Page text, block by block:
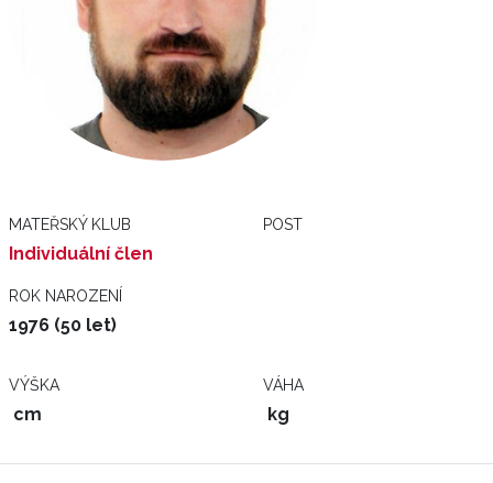
MATEŘSKÝ KLUB
Individuální člen
POST
ROK NAROZENÍ
1976 (50 let)
VÝŠKA
cm
VÁHA
kg